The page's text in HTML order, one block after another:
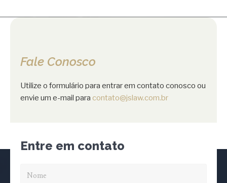
Fale Conosco
Utilize o formulário para entrar em contato conosco ou
envie um e-mail para contato@jslaw.com.br
Entre em contato